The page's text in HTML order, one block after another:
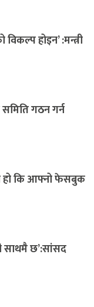
होइन’ :मन्त्री
गठन गर्न
हो कि आफ्नो फेसबुक
साथमै छ’:सांसद